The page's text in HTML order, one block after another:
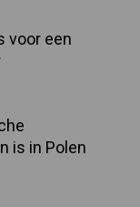
voor een
is in Polen